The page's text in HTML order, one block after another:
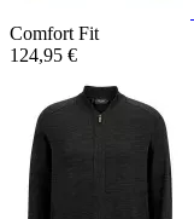
Comfort Fit
124,95 €